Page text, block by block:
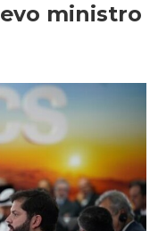
ministro